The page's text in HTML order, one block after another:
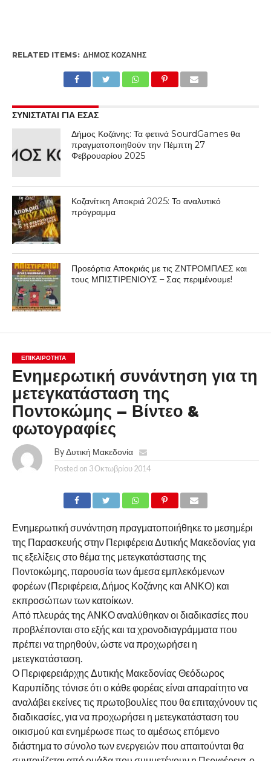
RELATED ITEMS: ΔΉΜΟΣ ΚΟΖΆΝΗΣ
ΣΥΝΙΣΤΑΤΑΙ ΓΙΑ ΕΣΑΣ
Δήμος Κοζάνης: Τα φετινά SourdGames θα
πραγματοποιηθούν την Πέμπτη 27
Φεβρουαρίου 2025
Κοζανίτικη Αποκριά 2025: Το αναλυτικό
πρόγραμμα
Προεόρτια Αποκριάς με τις ΖΝΤΡΟΜΠΛΕΣ και
τους ΜΠΙΣΤΙΡΕΝΙΟΥΣ – Σας περιμένουμε!
ΕΠΙΚΑΙΡΟΤΗΤΑ
Ενημερωτική συνάντηση για τη
μετεγκατάσταση της
Ποντοκώμης – Βίντεο &
φωτογραφίες
By Δυτική Μακεδονία
Posted on 3 Οκτωβρίου 2014
Ενημερωτική συνάντηση πραγματοποιήθηκε το μεσημέρι
της Παρασκευής στην Περιφέρεια Δυτικής Μακεδονίας για
τις εξελίξεις στο θέμα της μετεγκατάστασης της
Ποντοκώμης, παρουσία των άμεσα εμπλεκόμενων
φορέων (Περιφέρεια, Δήμος Κοζάνης και ΑΝΚΟ) και
εκπροσώπων των κατοίκων.
Από πλευράς της ΑΝΚΟ αναλύθηκαν οι διαδικασίες που
προβλέπονται στο εξής και τα χρονοδιαγράμματα που
πρέπει να τηρηθούν, ώστε να προχωρήσει η
μετεγκατάσταση.
Ο Περιφερειάρχης Δυτικής Μακεδονίας Θεόδωρος
Καρυπίδης τόνισε ότι ο κάθε φορέας είναι απαραίτητο να
αναλάβει εκείνες τις πρωτοβουλίες που θα επιταχύνουν τις
διαδικασίες, για να προχωρήσει η μετεγκατάσταση του
οικισμού και ενημέρωσε πως το αμέσως επόμενο
διάστημα το σύνολο των ενεργειών που απαιτούνται θα